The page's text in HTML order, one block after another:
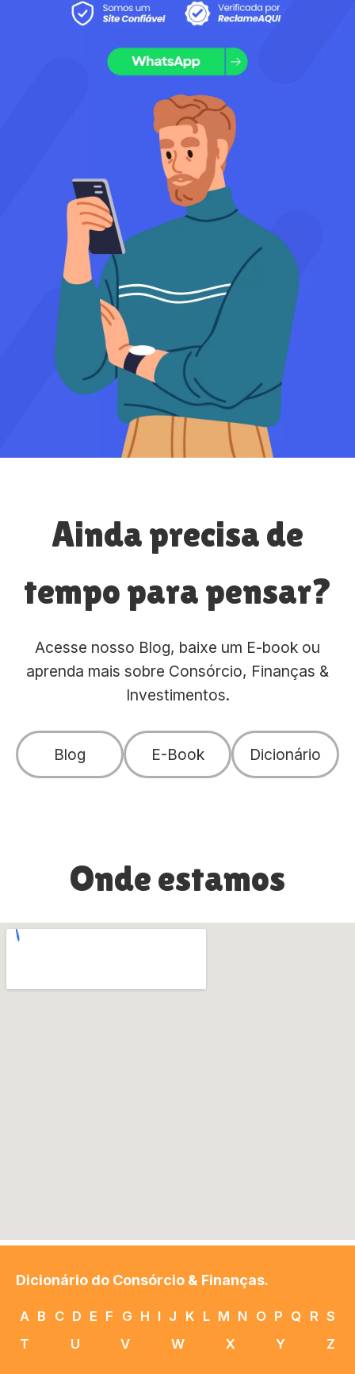
Ainda precisa de
tempo para pensar?
Acesse nosso Blog, baixe um E-book ou
aprenda mais sobre Consórcio, Finanças &
Investimentos.
Blog E-Book Dicionário
Onde estamos
Dicionário do Consórcio & Finanças.
A B C D E F G H I J K L M N O P Q R S
T
U V W X Y Z